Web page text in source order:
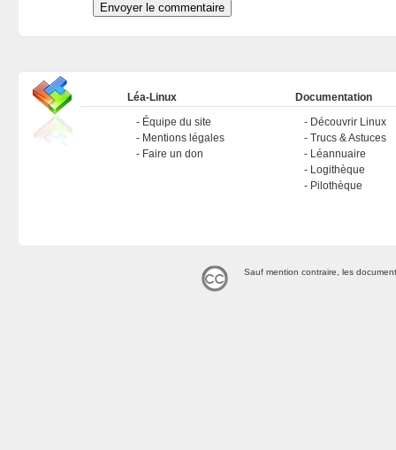
Léa-Linux
Équipe du site
Mentions légales
Faire un don
Documentation
Découvrir Linux
Trucs & Astuces
Léannuaire
Logithèque
Pilothèque
Sauf mention contraire, les